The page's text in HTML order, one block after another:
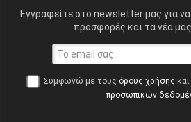
Εγγραφείτε στο newsletter μας για
προσφορές και τα νέα
Συμφωνώ με τους όρους χρήσης
προσωπικών